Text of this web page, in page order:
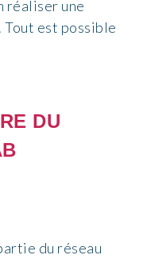
réaliser une
Tout est possible
DU
du réseau